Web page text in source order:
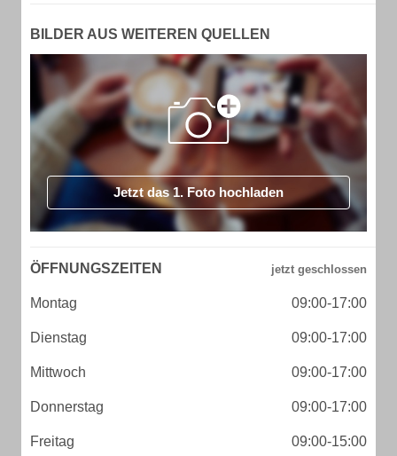
BILDER AUS WEITEREN QUELLEN
Jetzt das 1. Foto hochladen
ÖFFNUNGSZEITEN
Montag 09:00-17:00
Dienstag 09:00-17:00
Mittwoch 09:00-17:00
Donnerstag 09:00-17:00
Freitag 09:00-15:00